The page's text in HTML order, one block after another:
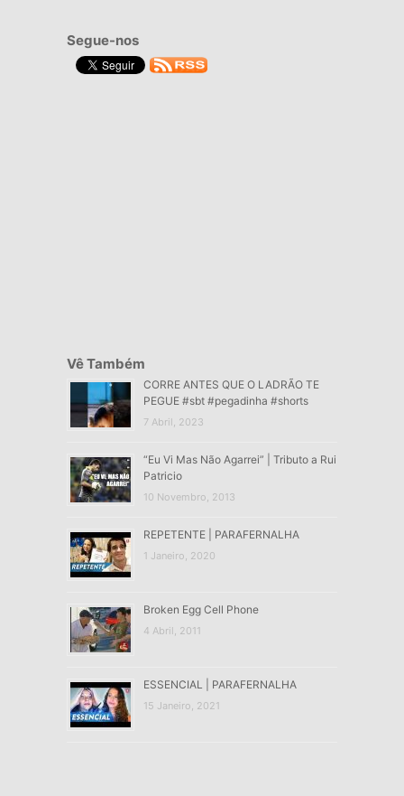
Segue-nos
Vê Também
CORRE ANTES QUE O LADRÃO TE
PEGUE #sbt #pegadinha #shorts
7 Abril, 2023
“Eu Vi Mas Não Agarrei” | Tributo a Rui
Patricio
10 Novembro, 2013
REPETENTE | PARAFERNALHA
1 Janeiro, 2020
Broken Egg Cell Phone
4 Abril, 2011
ESSENCIAL | PARAFERNALHA
15 Janeiro, 2021